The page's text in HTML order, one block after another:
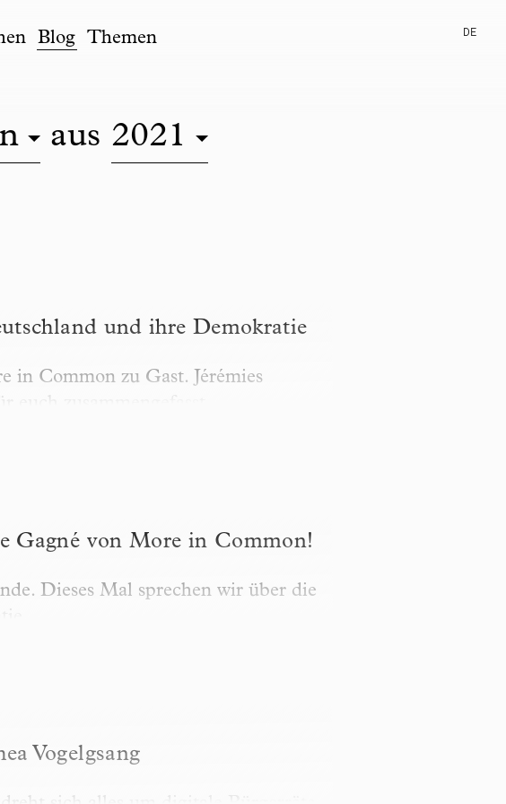
Blog Themen DE
aus 2021
ihre Demokratie
und ihre Demokratie
in Common zu Gast. Jérémies
zusammengefasst.
More in Common!
Gagné von More in Common!
Dieses Mal sprechen wir über die
Vogelgsang